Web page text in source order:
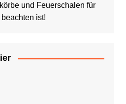
und Feuerschalen für
ist!